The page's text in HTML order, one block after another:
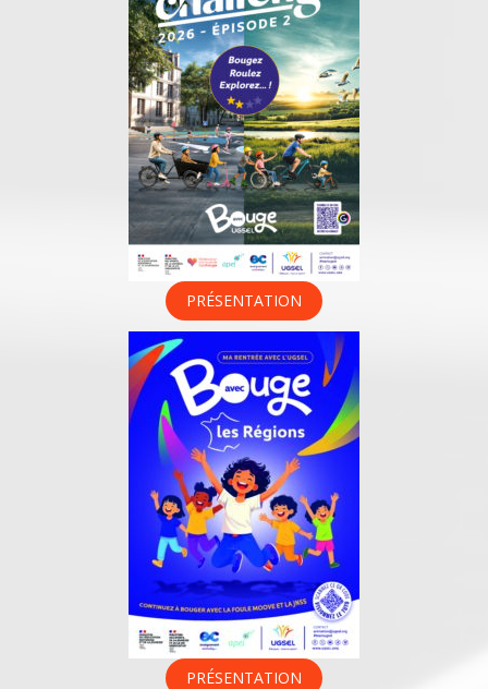
PRÉSENTATION
PRÉSENTATION